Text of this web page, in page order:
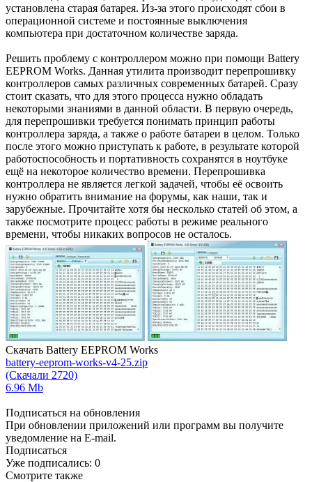
установлена старая батарея. Из-за этого происходят сбои в
операционной системе и постоянные выключения
компьютера при достаточном количестве заряда.
Решить проблему с контроллером можно при помощи Battery
EEPROM Works. Данная утилита производит перепрошивку
контроллеров самых различных современных батарей. Сразу
стоит сказать, что для этого процесса нужно обладать
некоторыми знаниями в данной области. В первую очередь,
для перепрошивки требуется понимать принцип работы
контроллера заряда, а также о работе батареи в целом. Только
после этого можно приступать к работе, в результате которой
работоспособность и портативность сохранятся в ноутбуке
ещё на некоторое количество времени. Перепрошивка
контроллера не является легкой задачей, чтобы её освоить
нужно обратить внимание на форумы, как наши, так и
зарубежные. Прочитайте хотя бы несколько статей об этом, а
также посмотрите процесс работы в режиме реального
времени, чтобы никаких вопросов не осталось.
Скачать Battery EEPROM Works
battery-eeprom-works-v4-25.zip
(Скачали 2720)
6.96 Mb
Подписаться на обновления
При обновлении приложений или программ вы получите
уведомление на E-mail.
Подписаться
Уже подписались: 0
Смотрите также